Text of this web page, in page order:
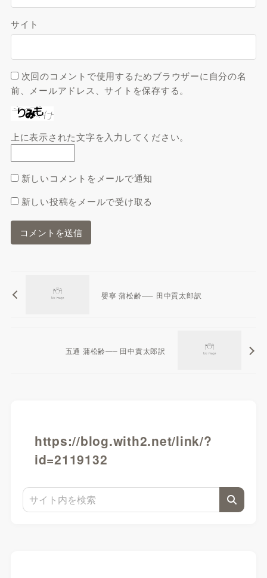
サイト
次回のコメントで使用するためブラウザーに自分の名
前、メールアドレス、サイトを保存する。
上に表示された文字を入力してください。
新しいコメントをメールで通知
新しい投稿をメールで受け取る
嬰寧 蒲松齢—– 田中貢太郎訳
五通 蒲松齢—– 田中貢太郎訳
https://blog.with2.net/link/?
id=2119132